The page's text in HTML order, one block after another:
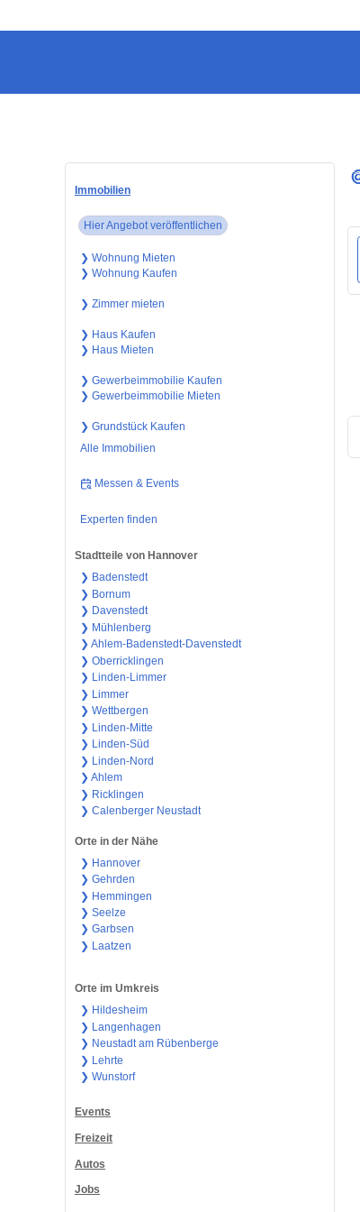
Immobilien
Hier Angebot veröffentlichen
❯ Wohnung Mieten
❯ Wohnung Kaufen
❯ Zimmer mieten
❯ Haus Kaufen
❯ Haus Mieten
❯ Gewerbeimmobilie Kaufen
❯ Gewerbeimmobilie Mieten
❯ Grundstück Kaufen
Alle Immobilien
Messen & Events
Experten finden
Stadtteile von Hannover
❯ Badenstedt
❯ Bornum
❯ Davenstedt
❯ Mühlenberg
❯ Ahlem-Badenstedt-Davenstedt
❯ Oberricklingen
❯ Linden-Limmer
❯ Limmer
❯ Wettbergen
❯ Linden-Mitte
❯ Linden-Süd
❯ Linden-Nord
❯ Ahlem
❯ Ricklingen
❯ Calenberger Neustadt
Orte in der Nähe
❯ Hannover
❯ Gehrden
❯ Hemmingen
❯ Seelze
❯ Garbsen
❯ Laatzen
Orte im Umkreis
❯ Hildesheim
❯ Langenhagen
❯ Neustadt am Rübenberge
❯ Lehrte
❯ Wunstorf
Events
Freizeit
Autos
Jobs